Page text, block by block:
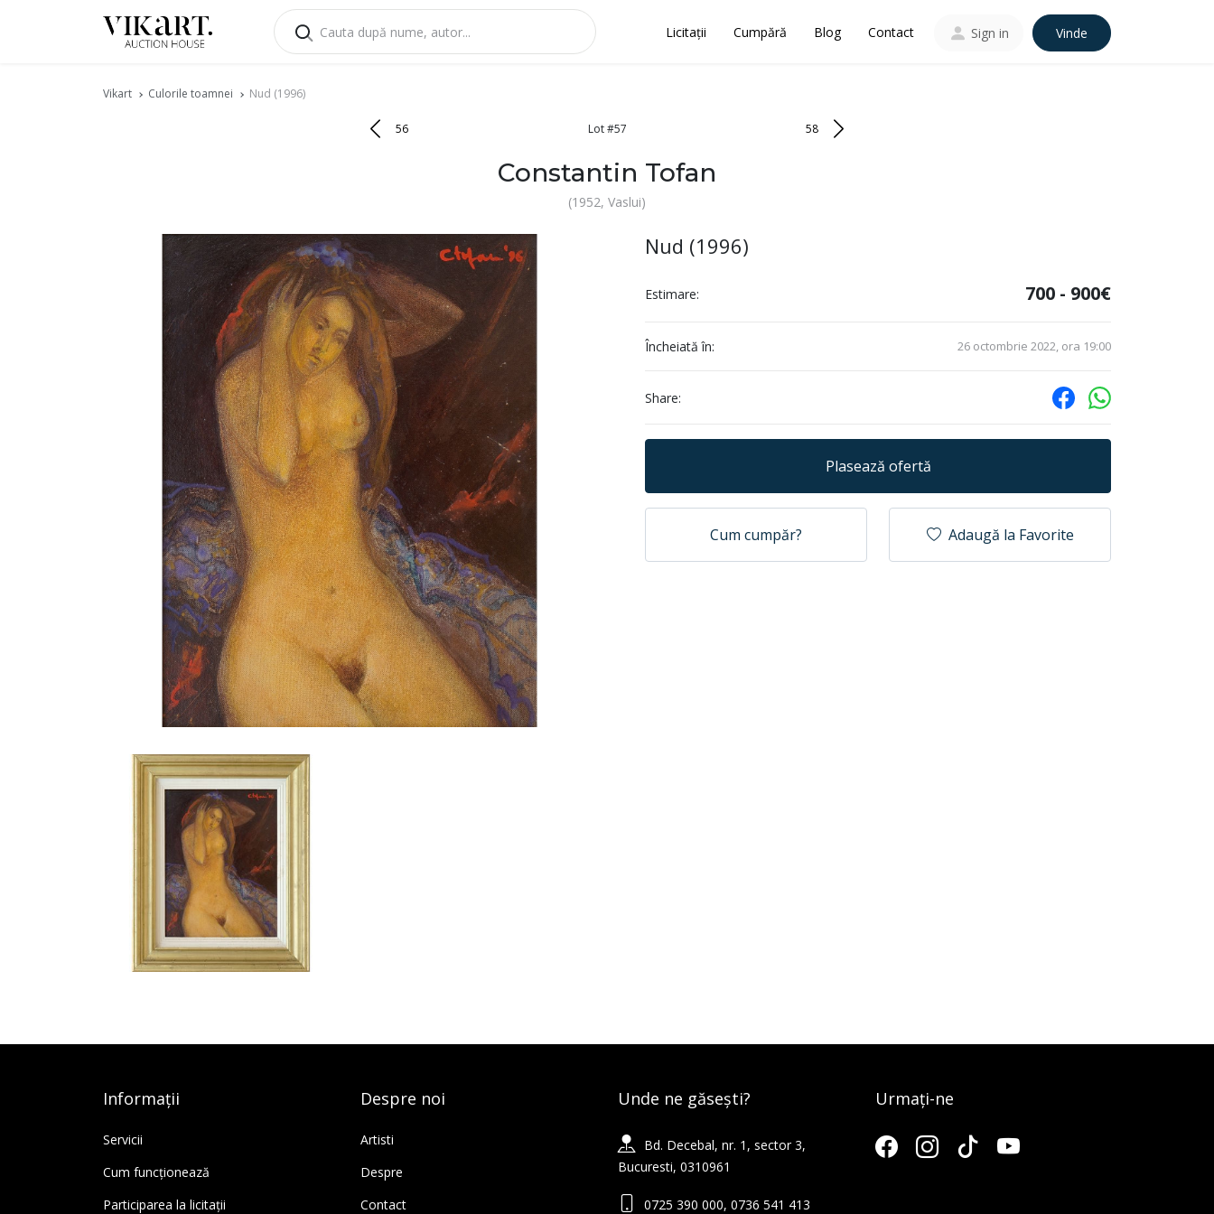
Licitații Cumpără Blog Contact Sign in Vinde
Vikart Culorile toamnei Nud (1996)
56 Lot #57 58
Constantin Tofan
(1952, Vaslui)
Nud (1996)
Estimare: 700 - 900€
Încheiată în: 26 octombrie 2022, ora 19:00
Share:
Plasează ofertă
Cum cumpăr? Adaugă la Favorite
Informații
Servicii
Cum funcționează
Participarea la licitații
Despre noi
Artisti
Despre
Contact
Unde ne găsești?
Bd. Decebal, nr. 1, sector 3,
Bucuresti, 0310961
0725 390 000, 0736 541 413
Urmați-ne